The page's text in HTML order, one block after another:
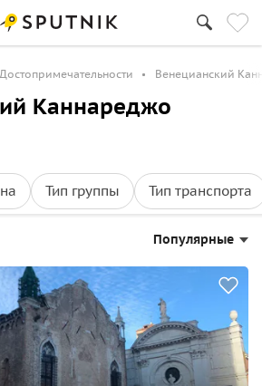
Достопримечательности Венецианский
Каннареджо
Тип группы Тип транспорта
Популярные